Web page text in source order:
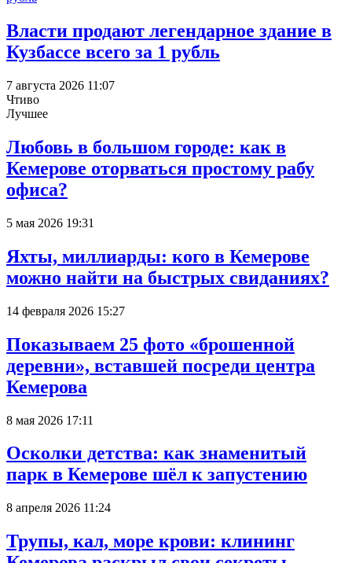
Власти продают легендарное здание в
Кузбассе всего за 1 рубль
7 августа 2026 11:07
Чтиво
Лучшее
Любовь в большом городе: как в
Кемерове оторваться простому рабу
офиса?
5 мая 2026 19:31
Яхты, миллиарды: кого в Кемерове
можно найти на быстрых свиданиях?
14 февраля 2026 15:27
Показываем 25 фото «брошенной
деревни», вставшей посреди центра
Кемерова
8 мая 2026 17:11
Осколки детства: как знаменитый
парк в Кемерове шёл к запустению
8 апреля 2026 11:24
Трупы, кал, море крови: клининг